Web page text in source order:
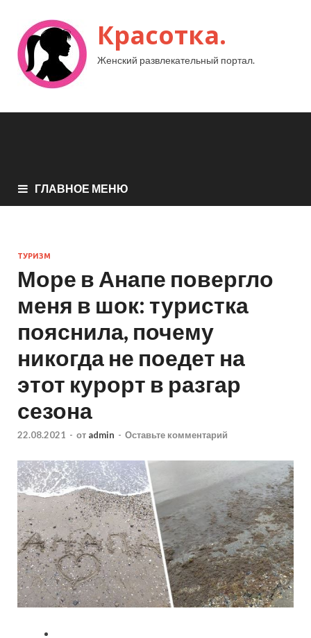
Красотка.
Женский развлекательный портал.
ГЛАВНОЕ МЕНЮ
ТУРИЗМ
Море в Анапе повергло
меня в шок: туристка
пояснила, почему
никогда не поедет на
этот курорт в разгар
сезона
22.08.2021 - от admin - Оставьте комментарий